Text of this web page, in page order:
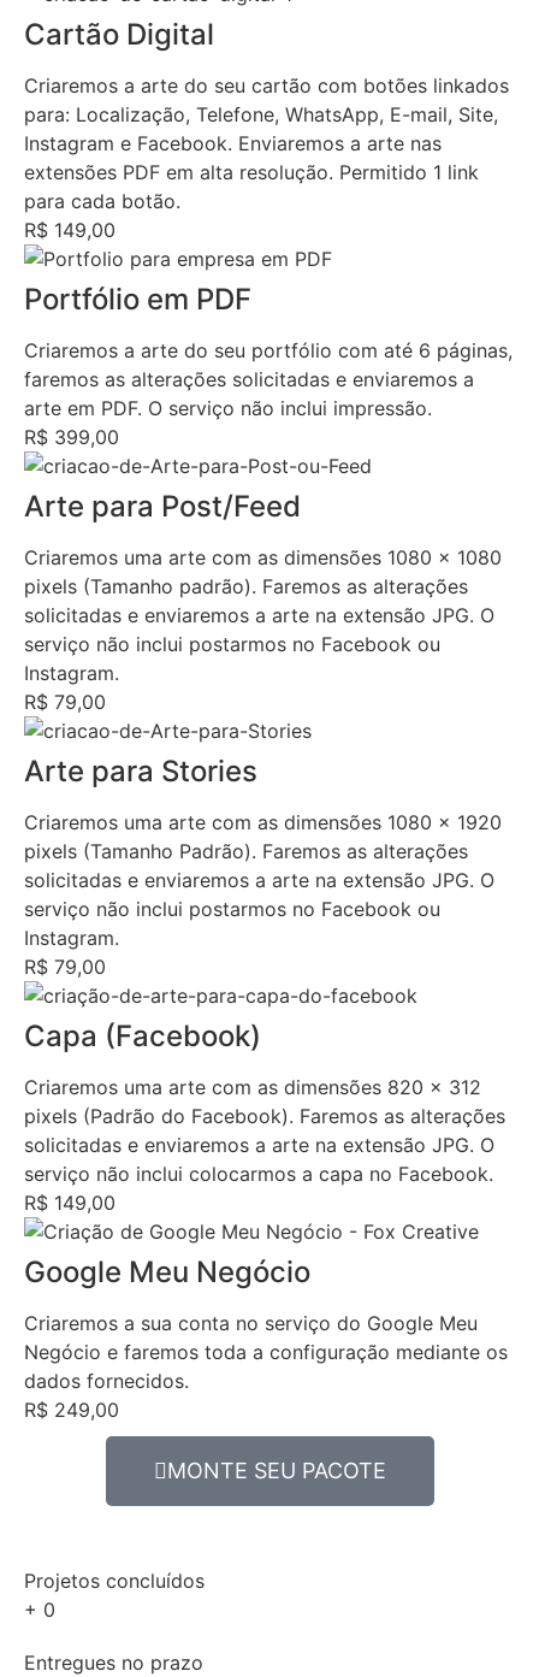
Cartão Digital
Criaremos a arte do seu cartão com botões linkados
para: Localização, Telefone, WhatsApp, E-mail, Site,
Instagram e Facebook. Enviaremos a arte nas
extensões PDF em alta resolução. Permitido 1 link
para cada botão.
R$ 149,00
Portfólio em PDF
Criaremos a arte do seu portfólio com até 6 páginas,
faremos as alterações solicitadas e enviaremos a
arte em PDF. O serviço não inclui impressão.
R$ 399,00
Arte para Post/Feed
Criaremos uma arte com as dimensões 1080 x 1080
pixels (Tamanho padrão). Faremos as alterações
solicitadas e enviaremos a arte na extensão JPG. O
serviço não inclui postarmos no Facebook ou
Instagram.
R$ 79,00
Arte para Stories
Criaremos uma arte com as dimensões 1080 x 1920
pixels (Tamanho Padrão). Faremos as alterações
solicitadas e enviaremos a arte na extensão JPG. O
serviço não inclui postarmos no Facebook ou
Instagram.
R$ 79,00
Capa (Facebook)
Criaremos uma arte com as dimensões 820 x 312
pixels (Padrão do Facebook). Faremos as alterações
solicitadas e enviaremos a arte na extensão JPG. O
serviço não inclui colocarmos a capa no Facebook.
R$ 149,00
Google Meu Negócio
Criaremos a sua conta no serviço do Google Meu
Negócio e faremos toda a configuração mediante os
dados fornecidos.
R$ 249,00
MONTE SEU PACOTE
Projetos concluídos
+ 0
Entregues no prazo